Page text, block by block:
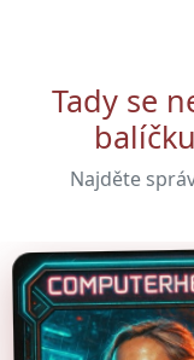
Tady se
Najděte